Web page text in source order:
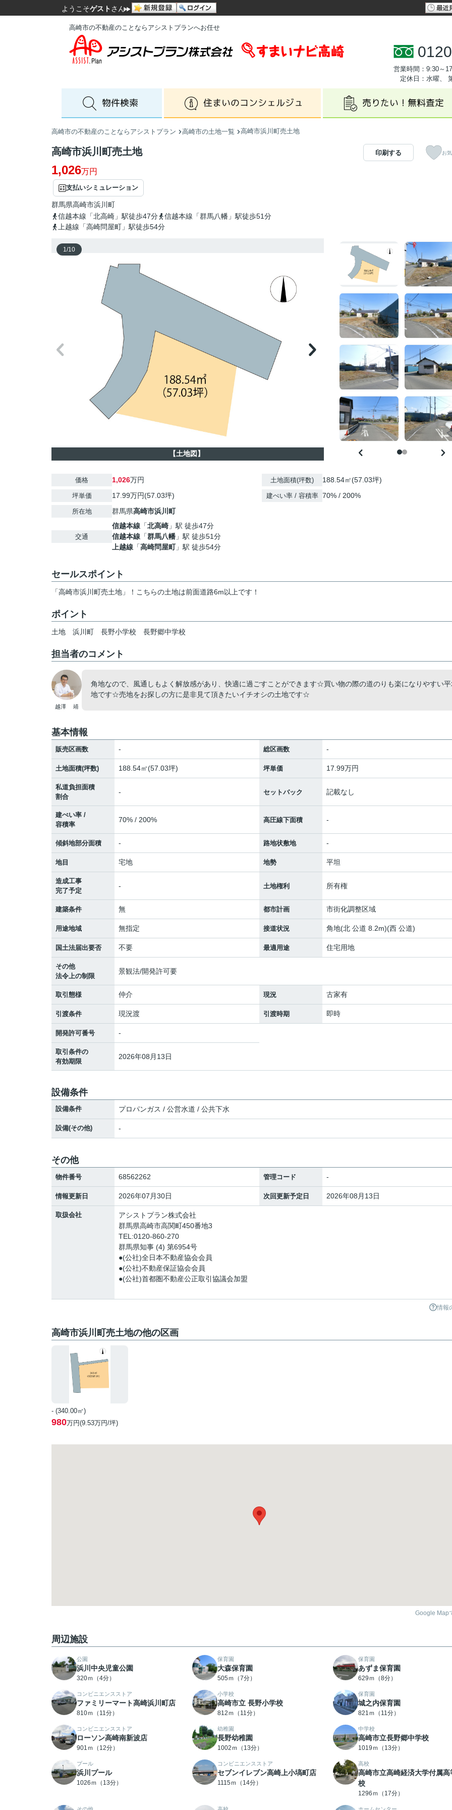
ようこそゲスト さん
高崎市の不動産のことならアシストプランへお任せ
営業時間：9:30～
定休日：水曜、
高崎市の不動産のことならアシストプラン 高崎市の土地一覧 高崎市浜川町売土地
高崎市浜川町売土地
1,026万円
支払いシミュレーション
群馬県高崎市浜川町
信越本線「北高崎」駅徒歩47分
信越本線「群馬八幡」駅徒歩51分
上越線「高崎問屋町」駅徒歩54分
印刷する お
1/10
【土地図】
価格 1,026万円
坪単価 17.99万円(57.03坪)
所在地 群馬県高崎市浜川町
交通
信越本線 「北高崎 」駅 徒歩47分
信越本線 「群馬八幡 」駅 徒歩51分
上越線 「高崎問屋町」駅 徒歩54分
土地面積(坪数) 188.54㎡(57.03坪)
建ぺい率 / 容積率 70% / 200%
セールスポイント
「高崎市浜川町売土地」！こちらの土地は前面道路6m以上です！
ポイント
土地 浜川町 長野小学校 長野郷中学校
担当者のコメント
越澤 靖
角地なので、風通しもよく解放感があり、快適に過ごすことができます☆買い物の際の道のりも楽になりやすい
地です☆売地をお探しの方に是非見て頂きたいイチオシの土地です☆
基本情報
販売区画数 - 総区画数 -
土地面積(坪数) 188.54㎡(57.03坪) 坪単価 17.99万円
私道負担面積
割合
- セットバック 記載なし
建ぺい率 /
容積率
70% / 200% 高圧線下面積 -
傾斜地部分面積 - 路地状敷地 -
地目 宅地 地勢 平坦
造成工事
完了予定
- 土地権利 所有権
建築条件 無 都市計画 市街化調整区域
用途地域 無指定 接道状況 角地(北 公道 8.2m)(西 公道)
国土法届出要否 不要 最適用途 住宅用地
その他
法令上の制限
景観法/開発許可要
取引態様 仲介 現況 古家有
引渡条件 現況渡 引渡時期 即時
開発許可番号 -
取引条件の
有効期限
2026年08月13日
設備条件
設備条件 プロパンガス / 公営水道 / 公共下水
設備(その他) -
その他
物件番号 68562262 管理コード -
情報更新日 2026年07月30日 次回更新予定日 2026年08月13日
取扱会社
アシストプラン株式会社
群馬県高崎市高関町450番地3
TEL:0120-860-270
群馬県知事 (4) 第6954号
●(公社)全日本不動産協会会員
●(公社)不動産保証協会会員
●(公社)首都圏不動産公正取引協議会加盟
情報
高崎市浜川町売土地の他の区画
- (340.00㎡)
980万円(9.53万円/坪)
Google Map
周辺施設
公園
浜川中央児童公園
320ｍ（4分）
保育園
大森保育園
505ｍ（7分）
保育園
あずま保育園
629ｍ（8分）
コンビニエンスストア
ファミリーマート高崎浜川町店
810ｍ（11分）
小学校
高崎市立 長野小学校
812ｍ（11分）
保育園
城之内保育園
821ｍ（11分）
コンビニエンスストア
ローソン高崎南新波店
901ｍ（12分）
幼稚園
長野幼稚園
1002ｍ（13分）
中学校
高崎市立長野郷中学校
1019ｍ（13分）
プール
浜川プール
1026ｍ（13分）
コンビニエンスストア
セブンイレブン高崎上小塙町店
1115ｍ（14分）
高校
高崎市立高崎経済大学付属高
校
1296ｍ（17分）